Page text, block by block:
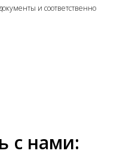
и соответственно
с нами: